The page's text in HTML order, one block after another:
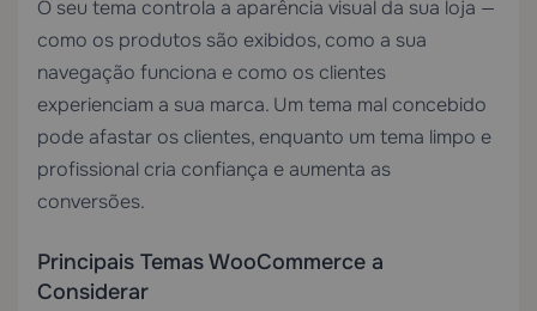
O seu tema controla a aparência visual da sua loja —
como os produtos são exibidos, como a sua
navegação funciona e como os clientes
experienciam a sua marca. Um tema mal concebido
pode afastar os clientes, enquanto um tema limpo e
profissional cria confiança e aumenta as
conversões.
Principais Temas WooCommerce a
Considerar